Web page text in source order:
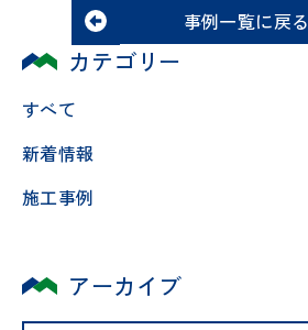
事例一覧に戻る
カテゴリー
すべて
新着情報
施工事例
アーカイブ